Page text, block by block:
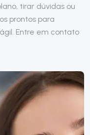
tirar dúvidas ou
prontos para
Entre em contato